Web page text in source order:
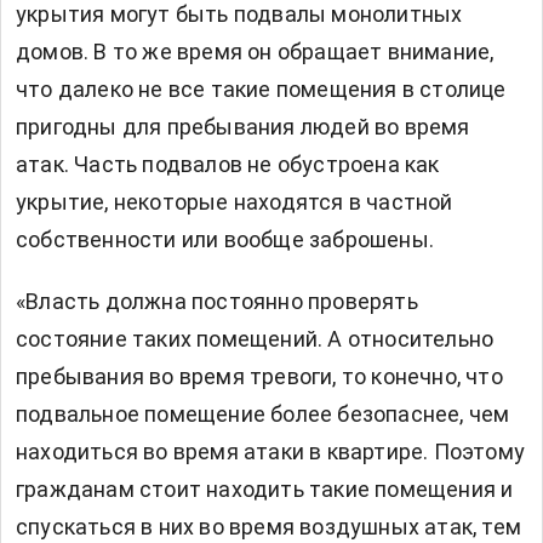
укрытия могут быть подвалы монолитных
домов. В то же время он обращает внимание,
что далеко не все такие помещения в столице
пригодны для пребывания людей во время
атак. Часть подвалов не обустроена как
укрытие, некоторые находятся в частной
собственности или вообще заброшены.
«Власть должна постоянно проверять
состояние таких помещений. А относительно
пребывания во время тревоги, то конечно, что
подвальное помещение более безопаснее, чем
находиться во время атаки в квартире. Поэтому
гражданам стоит находить такие помещения и
спускаться в них во время воздушных атак, тем